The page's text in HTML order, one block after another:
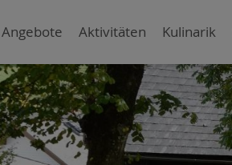
Aktivitäten Kulinarik